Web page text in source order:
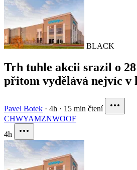
BLACK
Trh tuhle akcii srazil o
přitom vydělává nejvíc v
Pavel Botek · 4h · 15 min čtení
CHWYAMZNWOOF
4h